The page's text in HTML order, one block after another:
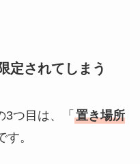
定されてしまう
つ目は、「 置き場所
す。